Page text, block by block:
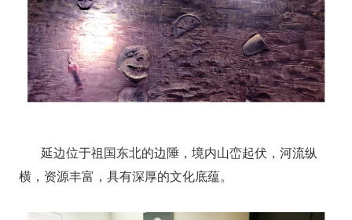
延边位于祖国东北的边陲，境内山峦起伏，河流纵
横，资源丰富，具有深厚的文化底蕴。